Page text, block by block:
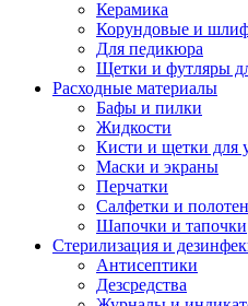
Керамика
Корундовые и
Для педикюра
Щетки и футляры
Расходные материалы
Бафы и пилки
Жидкости
Кисти и щетки для
Маски и экраны
Перчатки
Салфетки и
Шапочки и тапочки
Стерилизация и
Антисептики
Дезсредства